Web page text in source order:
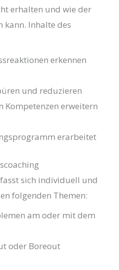
erhalten und wie der
kann. Inhalte des
erkennen
und reduzieren
Kompetenzen erweitern
erarbeitet
sich individuell und
folgenden Themen:
am oder mit dem
oder Boreout